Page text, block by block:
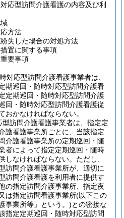
応型訪問介護看護の内容及び利
方法
失した場合の対処方法
置に関する事項
要事項
対応型訪問介護看護事業者は、
期巡回・随時対応型訪問介護看
定期巡回・随時対応型訪問介護
回・随時対応型訪問介護看護従
おかなければならない。
訪問介護看護事業者は、指定定
護看護事業所ごとに、当該指定
介護看護事業所の定期巡回・随
者によって指定定期巡回・随時
しなければならない。 ただし、
訪問介護看護事業所が、適切に
訪問介護看護を利用者に提供す
の指定訪問介護事業所、指定夜
は指定訪問看護事業所(以下この
事業所等」という。)との密接な
指定定期巡回・随時対応型訪問